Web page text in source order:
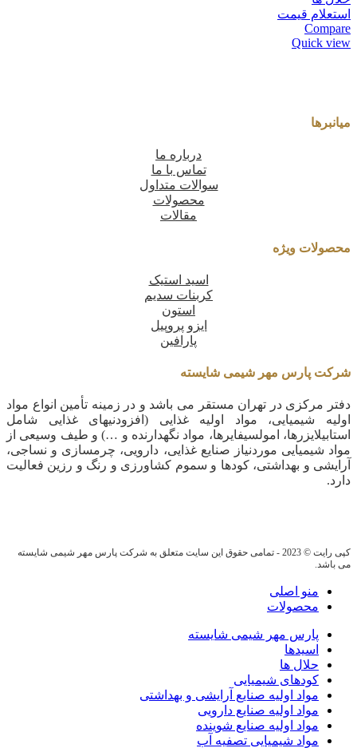
استعلام قیمت
Compare
Quick view
میانبرها
درباره ما
تماس با ما
سوالات متداول
محصولات
مقالات
محصولات ویژه
اسید استیک
کربنات سدیم
استون
ایزو پروپیل
پارافین
شرکت پارس مهر شیمی شایسته
دفتر مرکزی در تهران مستقر می باشد و در زمینه تأمین انواع مواد
اولیه شیمیایی، مواد اولیه غذایی (افزودنیهای غذایی شامل
استابیلایزرها، امولسیفایرها، مواد نگهدارنده و …) و طیف وسیعی از
مواد شیمیایی موردنیاز صنایع غذایی، دارویی، چرمسازی و نساجی،
آرایشی و بهداشتی، کودها و سموم کشاورزی و رنگ و رزین فعالیت
دارد.
کپی رایت © 2023 - تمامی حقوق این سایت متعلق به شرکت پارس مهر شیمی شایسته
می باشد.
منو اصلی
محصولات
پارس مهر شیمی شایسته
اسیدها
حلال ها
کودهای شیمیایی
مواد اولیه صنایع آرایشی و بهداشتی
مواد اولیه صنایع دارویی
مواد اولیه صنایع شوینده
مواد شیمیایی تصفیه آب